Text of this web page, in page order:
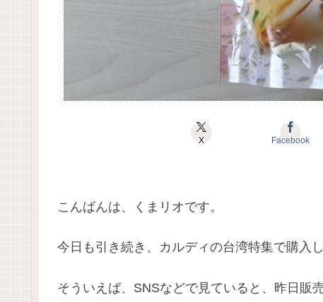
X Facebook
こんばんは、くまリオです。
今日も引き続き、カルディの台湾特集で購入
そういえば、SNSなどで見ていると、昨日販